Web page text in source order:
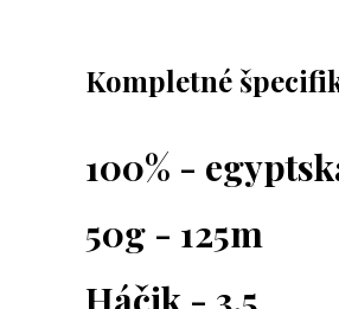
Kompletné
100% -
50g - 125m
Háčik - 3,5